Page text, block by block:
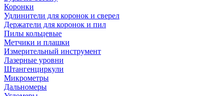
Коронки
Удлинители для коронок и сверел
Держатели для коронок и пил
Пилы кольцевые
Метчики и плашки
Измерительный инструмент
Лазерные уровни
Штангенциркули
Микрометры
Дальномеры